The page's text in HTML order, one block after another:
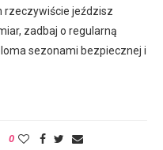
rzeczywiście jeździsz
zadbaj o regularną
sezonami bezpiecznej i
0